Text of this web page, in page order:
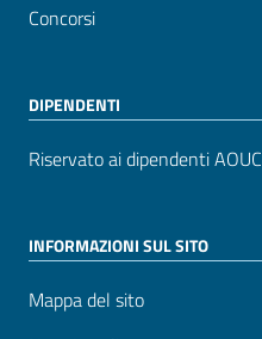
Concorsi
DIPENDENTI
Riservato ai dipendenti AOUC
INFORMAZIONI SUL SITO
Mappa del sito